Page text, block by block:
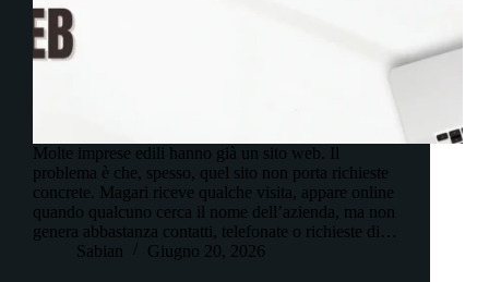
Molte imprese edili hanno già un sito web. Il
problema è che, spesso, quel sito non porta richieste
concrete. Magari riceve qualche visita, appare online
quando qualcuno cerca il nome dell’azienda, ma non
genera abbastanza contatti, telefonate o richieste di…
Sabian
Giugno 20, 2026